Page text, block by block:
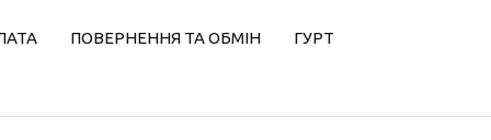
ПОВЕРНЕННЯ ТА ОБМІН ГУРТ